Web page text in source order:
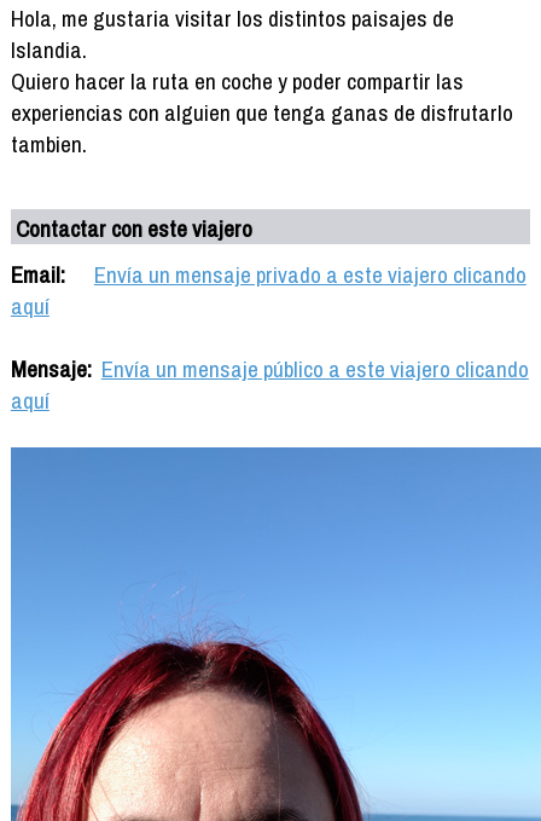
Hola, me gustaria visitar los distintos paisajes de
Islandia.
Quiero hacer la ruta en coche y poder compartir las
experiencias con alguien que tenga ganas de disfrutarlo
tambien.
Contactar con este viajero
Email:
Envía un mensaje privado a este viajero clicando
aquí
Mensaje: Envía un mensaje público a este viajero clicando
aquí